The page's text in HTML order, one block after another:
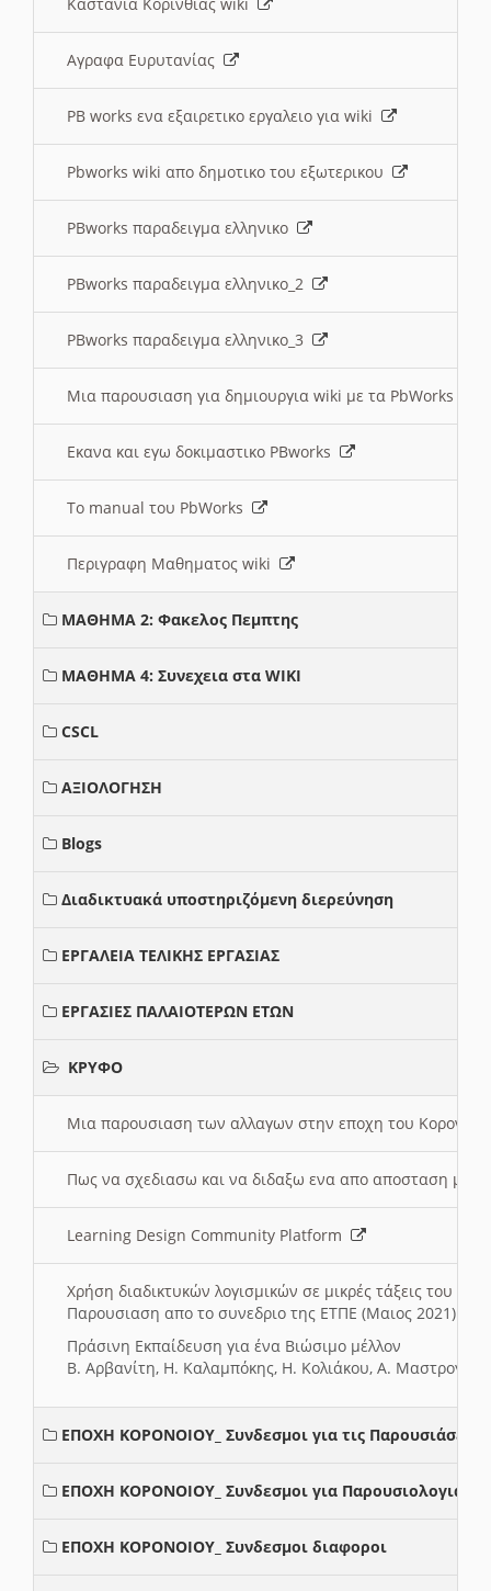
Αγραφα Ευρυτανίας
PB works ενα εξαιρετικο εργαλειο για wiki
Pbworks wiki απο δημοτικο του εξωτερικου
PBworks παραδειγμα ελληνικο
PBworks παραδειγμα ελληνικο_2
PBworks παραδειγμα ελληνικο_3
Μια παρουσιαση για δημιουργια wiki με τα PbWorks
Εκανα και εγω δοκιμαστικο PBworks
Το manual του PbWorks
Περιγραφη Μαθηματος wiki
ΜΑΘΗΜΑ 2: Φακελος Πεμπτης
ΜΑΘΗΜΑ 4: Συνεχεια στα WIKI
CSCL
ΑΞΙΟΛΟΓΗΣΗ
Blogs
Διαδικτυακά υποστηριζόμενη διερεύνηση
ΕΡΓΑΛΕΙΑ ΤΕΛΙΚΗΣ ΕΡΓΑΣΙΑΣ
ΕΡΓΑΣΙΕΣ ΠΑΛΑΙΟΤΕΡΩΝ ΕΤΩΝ
ΚΡΥΦΟ
Μια παρουσιαση των αλλαγων στην εποχη του
Πως να σχεδιασω και να διδαξω ενα απο αποσταση
Learning Design Community Platform
Χρήση διαδικτυκών λογισμικών σε μικρές τάξεις του
Παρουσιαση απο το συνεδριο της ΕΤΠΕ (Μαιος 2021)
Πράσινη Εκπαίδευση για ένα Βιώσιμο μέλλον
Β. Αρβανίτη, Η. Καλαμπόκης, Η. Κολιάκου, Α.
ΕΠΟΧΗ ΚΟΡΟΝΟΙΟΥ_ Συνδεσμοι για τις Παρουσιάσεις
ΕΠΟΧΗ ΚΟΡΟΝΟΙΟΥ_ Συνδεσμοι για Παρουσιολογια
ΕΠΟΧΗ ΚΟΡΟΝΟΙΟΥ_ Συνδεσμοι διαφοροι